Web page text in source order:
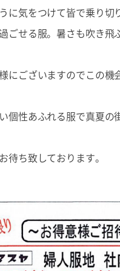
に気をつけて皆で乗り切
ごせる服。暑さも吹き飛
にございますのでこの機
個性あふれる服で真夏の
待ち致しております。